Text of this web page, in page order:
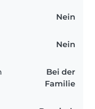
Nein
Nein
Bei der
Familie